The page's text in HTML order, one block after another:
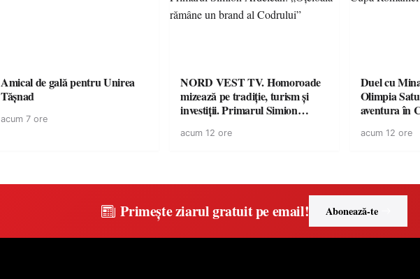
Amical de gală pentru Unirea
Tășnad
acum 7 ore
NORD VEST TV. Homoroade
mizează pe tradiție, turism și
investiții. Primarul Simion
brand al Codrului”
acum 12 ore
Duel cu
Olimpia
aventura în
acum 12 ore
Primește ziarul gratuit pe email! Abonează-te